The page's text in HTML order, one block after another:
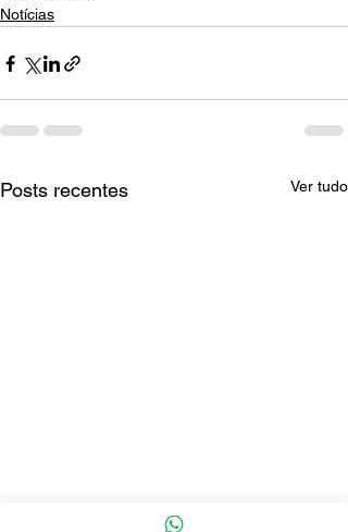
Notícias
Posts recentes Ver tudo